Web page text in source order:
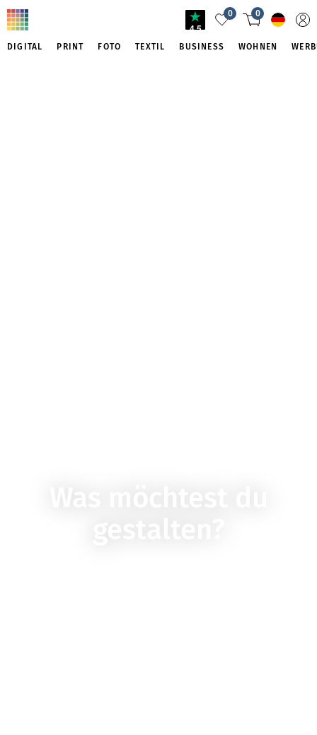
4.5
0 0
DIGITAL PRINT FOTO TEXTIL BUSINESS WOHNEN